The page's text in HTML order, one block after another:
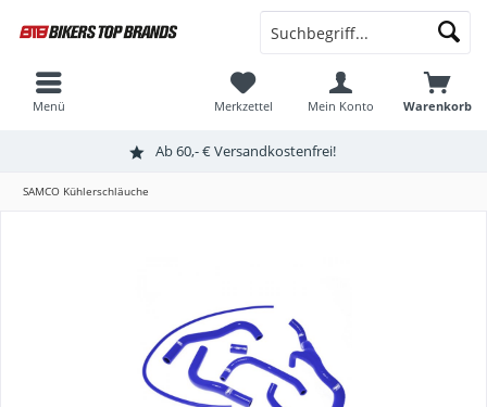
Ab 60,- € Versandkostenfrei!
Warenkorb
Merkzettel Mein Konto
Menü
SAMCO Kühlerschläuche